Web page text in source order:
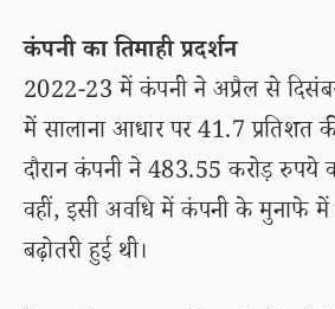
कंपनी का तिमाही प्रदर्शन
2022-23 में कंपनी ने अप्रैल से
में सालाना आधार पर 41.7 प्रतिशत
दौरान कंपनी ने 483.55 करोड़ रुपये
वहीं, इसी अवधि में कंपनी के मुनाफे
बढ़ोतरी हुई थी।